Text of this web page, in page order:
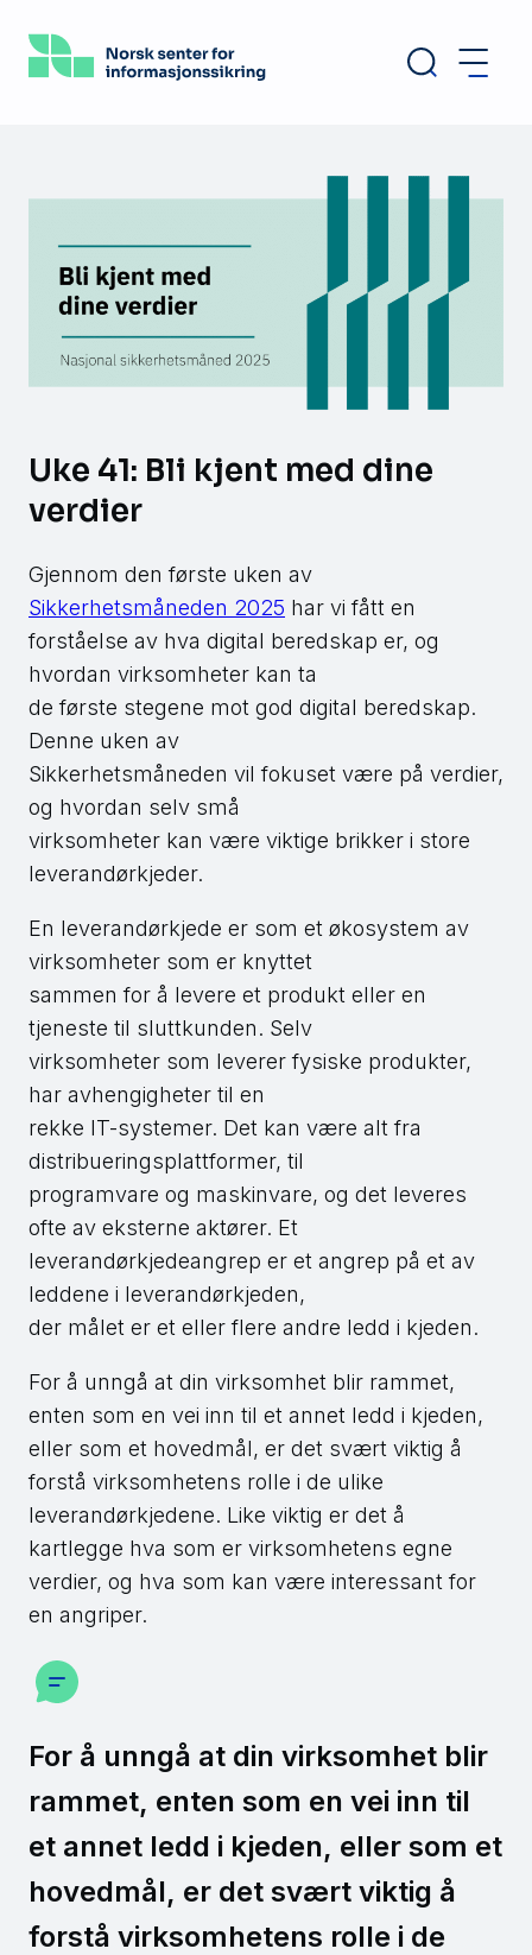
hovedinnhold
Uke 41: Bli kjent med dine
verdier
Gjennom den første uken av
Sikkerhetsmåneden 2025 har vi fått en
forståelse av hva digital beredskap er, og
hvordan virksomheter kan ta
de første stegene mot god digital beredskap.
Denne uken av
Sikkerhetsmåneden vil fokuset være på verdier,
og hvordan selv små
virksomheter kan være viktige brikker i store
leverandørkjeder.
En leverandørkjede er som et økosystem av
virksomheter som er knyttet
sammen for å levere et produkt eller en
tjeneste til sluttkunden. Selv
virksomheter som leverer fysiske produkter,
har avhengigheter til en
rekke IT-systemer. Det kan være alt fra
distribueringsplattformer, til
programvare og maskinvare, og det leveres
ofte av eksterne aktører. Et
leverandørkjedeangrep er et angrep på et av
leddene i leverandørkjeden,
der målet er et eller flere andre ledd i kjeden.
For å unngå at din virksomhet blir rammet,
enten som en vei inn til et annet ledd i kjeden,
eller som et hovedmål, er det svært viktig å
forstå virksomhetens rolle i de ulike
leverandørkjedene. Like viktig er det å
kartlegge hva som er virksomhetens egne
verdier, og hva som kan være interessant for
en angriper.
For å unngå at din virksomhet blir
rammet, enten som en vei inn til
et annet ledd i kjeden, eller som et
hovedmål, er det svært viktig å
forstå virksomhetens rolle i de